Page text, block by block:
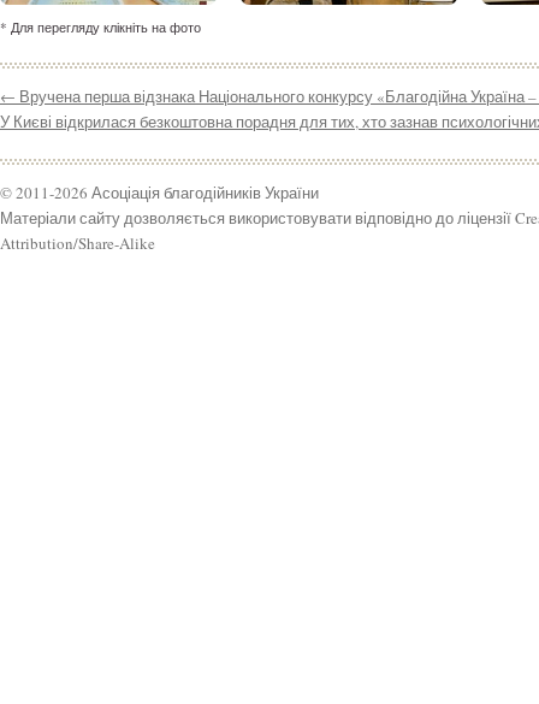
* Для перегляду клікніть на фото
← Вручена перша відзнака Національного конкурсу «Благодійна Україна
У Києві відкрилася безкоштовна порадня для тих, хто зазнав
© 2011-2026 Асоціація благодійників України
Матеріали сайту дозволяється використовувати відповідно до ліцензії
Attribution/Share-Alike